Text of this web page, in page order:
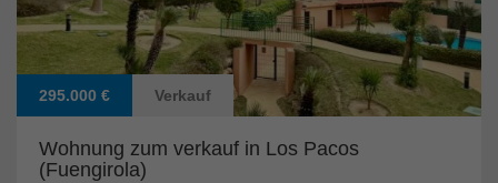
295.000 € Verkauf
Wohnung zum verkauf in Los Pacos
(Fuengirola)